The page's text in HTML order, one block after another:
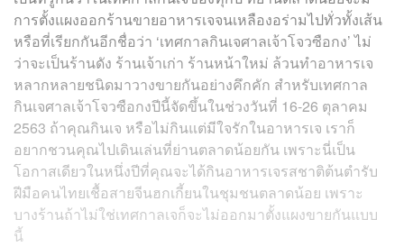
การตั้งแผงออกร้านขายอาหารเจจนเหลืองอร่ามไปทั่วทั้งเส้น
หรือที่เรียกกันอีกชื่อว่า ‘เทศกาลกินเจศาลเจ้าโจวซือกง’ ไม่
ว่าจะเป็นร้านดัง ร้านเจ้าเก่า ร้านหน้าใหม่ ล้วนทำอาหารเจ
หลากหลายชนิดมาวางขายกันอย่างคึกคัก สำหรับเทศกาล
กินเจศาลเจ้าโจวซือกงปีนี้จัดขึ้นในช่วงวันที่ 16-26 ตุลาคม
2563 ถ้าคุณกินเจ หรือไม่กินแต่มีใจรักในอาหารเจ เราก็
อยากชวนคุณไปเดินเล่นที่ย่านตลาดน้อยกัน เพราะนี่เป็น
โอกาสเดียวในหนึ่งปีที่คุณจะได้กินอาหารเจรสชาติต้นตำรับ
ฝีมือคนไทยเชื้อสายจีนฮกเกี้ยนในชุมชนตลาดน้อย เพราะ
บางร้านถ้าไม่ใช่เทศกาลเจก็จะไม่ออกมาตั้งแผงขายกันแบบ
นี้